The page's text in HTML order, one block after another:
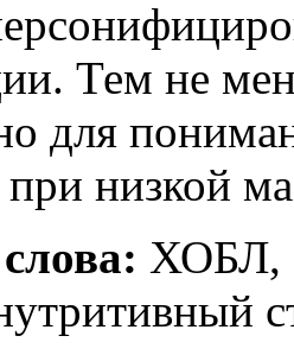
Тем не
для
низкой
ХОБЛ,